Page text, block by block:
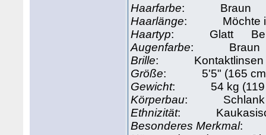
Haarfarbe: Braun
Haarlänge: Möchte
Haartyp: Glatt
Augenfarbe: Braun
Brille: Kontaktlinsen
Größe: 5'5" (165
Gewicht: 54 kg (119
Körperbau: Schlank
Ethnizität:
Besonderes Merkmal: